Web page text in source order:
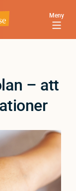
Meny
– att